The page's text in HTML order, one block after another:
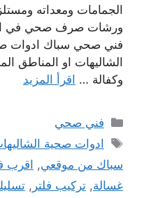
الجمامات ومعداته
ورشات صرف صحي في
فني صحي سباك ادوات
الشاليهات او المناطق
وكفالة … اقرأ المزيد
التصنيفات
فني صحي
الوسوم
ادوات صحية
سباك من موقعي, اقرب
غسالة, تركيب فلتر ,